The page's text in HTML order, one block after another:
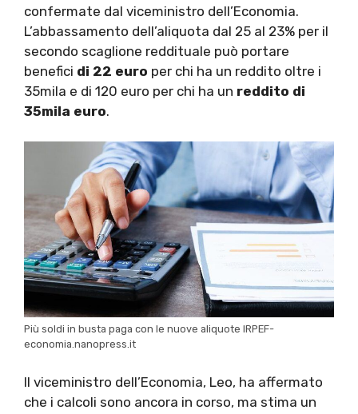
confermate dal viceministro dell’Economia.
L’abbassamento dell’aliquota dal 25 al 23% per il
secondo scaglione reddituale può portare
benefici di 22 euro per chi ha un reddito oltre i
35mila e di 120 euro per chi ha un reddito di
35mila euro.
Più soldi in busta paga con le nuove aliquote IRPEF-
economia.nanopress.it
Il viceministro dell’Economia, Leo, ha affermato
che i calcoli sono ancora in corso, ma stima un